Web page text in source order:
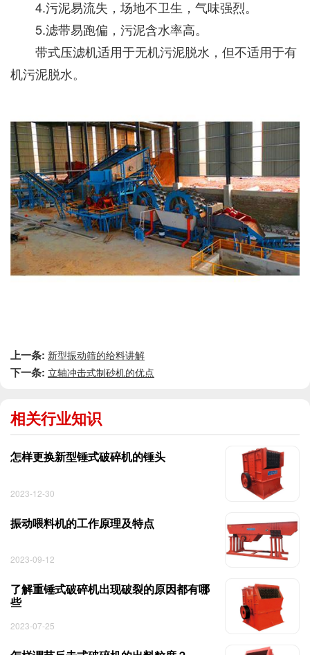
4.污泥易流失，场地不卫生，气味强烈。
5.滤带易跑偏，污泥含水率高。
带式压滤机适用于无机污泥脱水，但不适用于有
机污泥脱水。
上一条: 新型振动筛的给料讲解
下一条: 立轴冲击式制砂机的优点
相关行业知识
怎样更换新型锤式破碎机的锤头
2023-12-30
振动喂料机的工作原理及特点
2023-09-12
了解重锤式破碎机出现破裂的原因都有哪
些
2023-07-25